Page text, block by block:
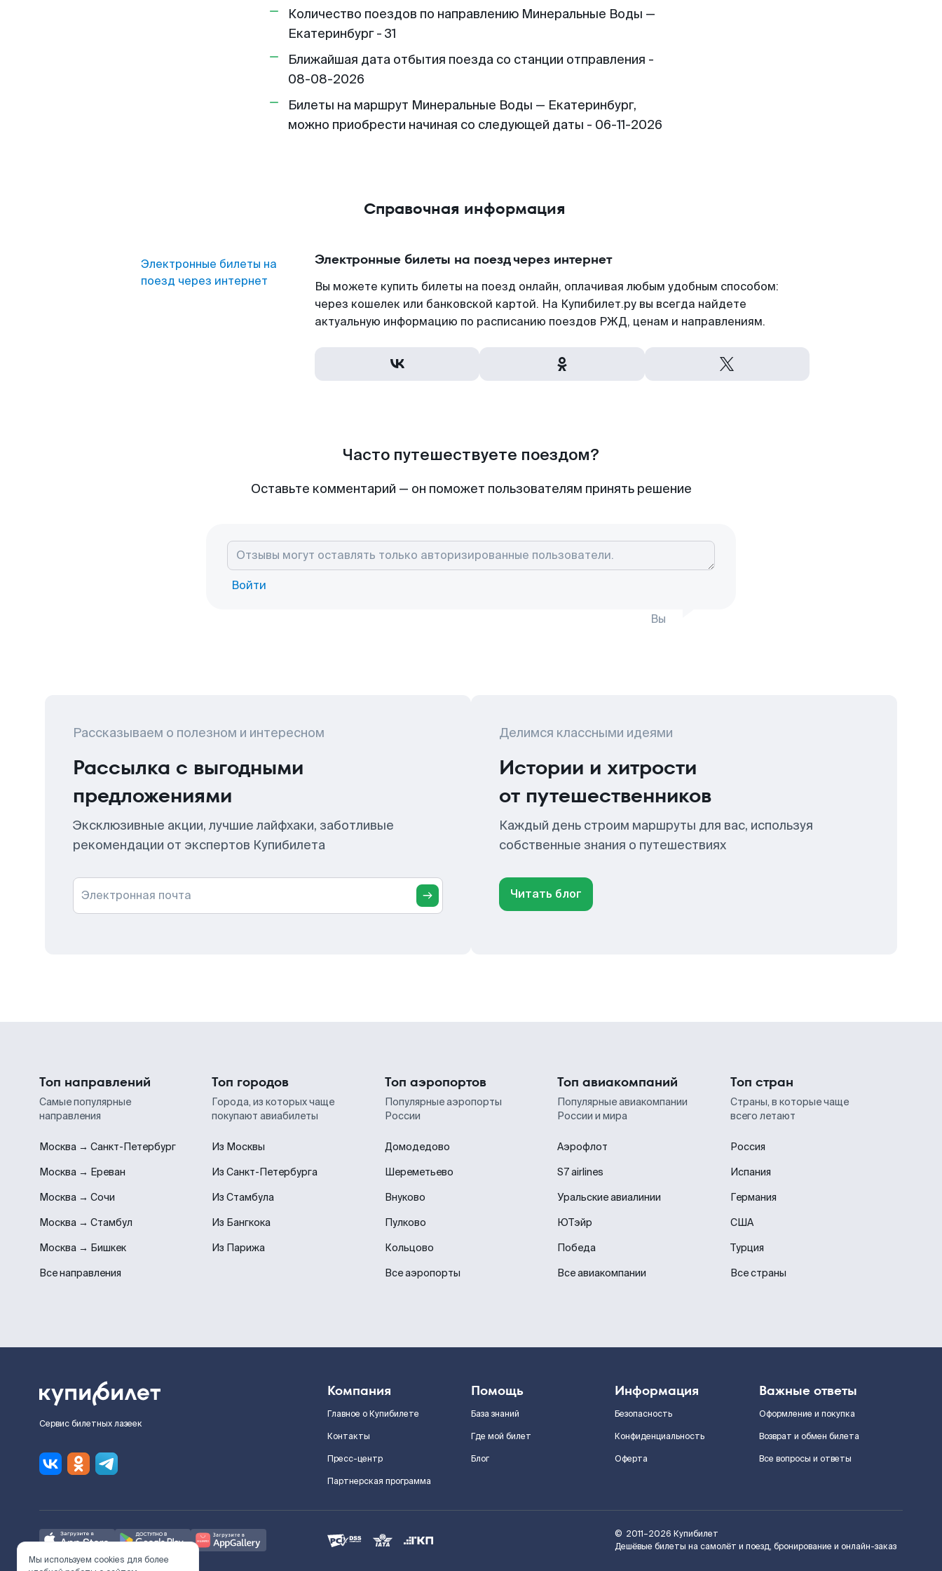
Количество поездов по направлению Минеральные Воды —
Екатеринбург - 31
Ближайшая дата отбытия поезда со станции отправления -
08-08-2026
Билеты на маршрут Минеральные Воды — Екатеринбург,
можно приобрести начиная со следующей даты - 06-11-2026
Справочная информация
Электронные билеты на
поезд через интернет
Электронные билеты на поезд через интернет
Вы можете купить билеты на поезд онлайн, оплачивая любым удобным способом:
через кошелек или банковской картой. На Купибилет.ру вы всегда найдете
актуальную информацию по расписанию поездов РЖД, ценам и направлениям.
Часто путешествуете поездом?
Оставьте комментарий — он поможет пользователям принять решение
Войти
Вы
Рассказываем о полезном и интересном
Рассылка с выгодными
предложениями
Эксклюзивные акции, лучшие лайфхаки, заботливые
рекомендации от экспертов Купибилета
Электронная почта
Делимся классными идеями
Истории и хитрости
от путешественников
Каждый день строим маршруты для вас, используя
собственные знания о путешествиях
Читать блог
Топ направлений
Самые популярные
направления
Москва → Санкт-Петербург
Москва → Ереван
Москва → Сочи
Москва → Стамбул
Москва → Бишкек
Все направления
Топ городов
Города, из которых чаще
покупают авиабилеты
Из Москвы
Из Санкт-Петербурга
Из Стамбула
Из Бангкока
Из Парижа
Топ аэропортов
Популярные аэропорты
России
Домодедово
Шереметьево
Внуково
Пулково
Кольцово
Все аэропорты
Топ авиакомпаний
Популярные авиакомпании
России и мира
Аэрофлот
S7 airlines
Уральские авиалинии
ЮТэйр
Победа
Все авиакомпании
Топ стран
Страны, в которые чаще
всего летают
Россия
Испания
Германия
США
Турция
Все страны
Сервис билетных лазеек
Компания
Главное о Купибилете
Контакты
Пресс-центр
Партнерская программа
Помощь
База знаний
Где мой билет
Блог
Информация
Безопасность
Конфиденциальность
Оферта
Важные ответы
Оформление и покупка
Возврат и обмен билета
Все вопросы и ответы
© 2011–2026 Купибилет
Дешёвые билеты на самолёт и поезд, бронирование и онлайн-заказ
Мы используем cookies для более